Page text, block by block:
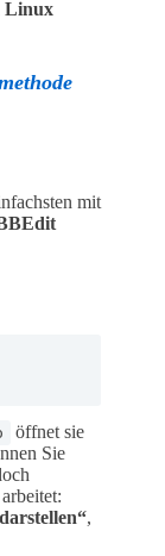
Linux
mit
öffnet sie
Sie
,